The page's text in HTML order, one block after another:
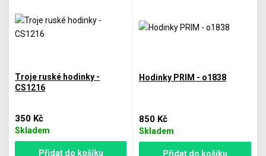
Troje ruské hodinky -
CS1216
350 Kč
Skladem
Přidat do košíku
Hodinky PRIM - o1838
850 Kč
Skladem
Přidat do košíku